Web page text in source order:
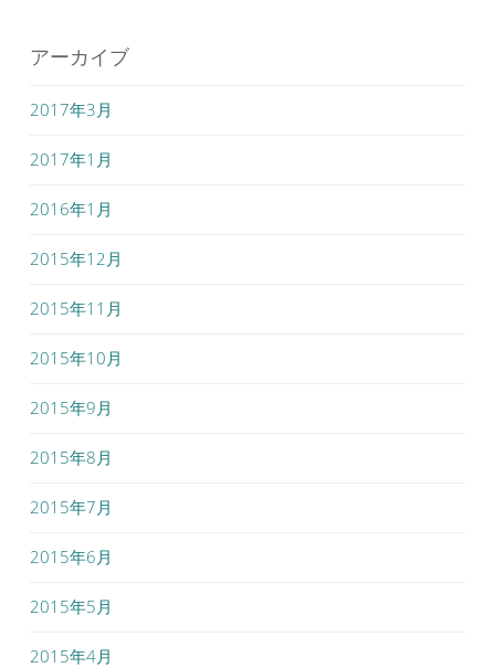
アーカイブ
2017年3月
2017年1月
2016年1月
2015年12月
2015年11月
2015年10月
2015年9月
2015年8月
2015年7月
2015年6月
2015年5月
2015年4月